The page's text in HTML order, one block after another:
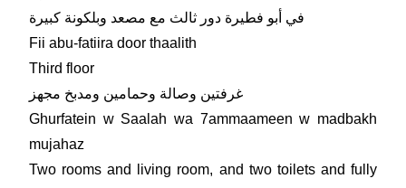
في أبو فطيرة دور ثالث مع مصعد وبلكونة كبيرة
Fii abu-fatiira door thaalith
Third floor
غرفتين وصالة وحمامين ومدبخ مجهز
Ghurfatein w Saalah wa 7ammaameen w madbakh
mujahaz
Two rooms and living room, and two toilets and fully